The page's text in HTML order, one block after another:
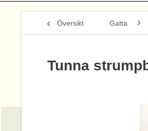
Översikt Gatta
Tunna